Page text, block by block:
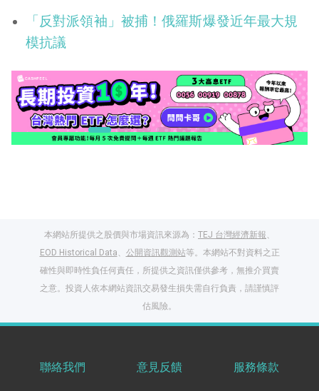
「反對派領袖」被捕！俄羅斯爆發近年最大規
模抗議
本網站所提供之股價與市場資訊來源為： TEJ 台灣經濟新報、
EOD Historical Data、 公開資訊觀測站等。本網站不對資料之正
確性與即時性負任何責任，所提供之資訊僅供參考，無推介買賣
之意。投資人依本網站資訊交易發生損失需自行負責，請謹慎評
估風險。
聯絡我們 意見反饋 服務條款